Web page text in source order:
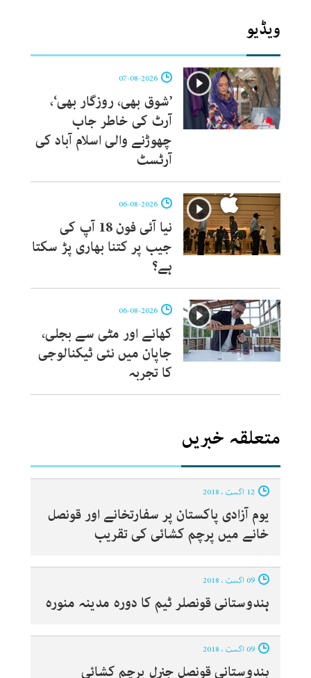
ویڈیو
’شوق بھی، روزگار بھی‘،
آرٹ کی خاطر جاب
چھوڑنے والی اسلام آباد کی
آرٹسٹ
نیا آئی فون 18 آپ کی
جیب پر کتنا بھاری پڑ سکتا
ہے؟
کھانے اور مٹی سے بجلی،
جاپان میں نئی ٹیکنالوجی
کا تجربہ
متعلقہ خبریں
یوم آزادی پاکستان پر سفارتخانے اور قونصل
خانے میں پرچم کشائی کی تقریب
ہندوستانی قونصلر ٹیم کا دورہ مدینہ منورہ
ہندوستانی قونصل جنرل پرچم کشائی